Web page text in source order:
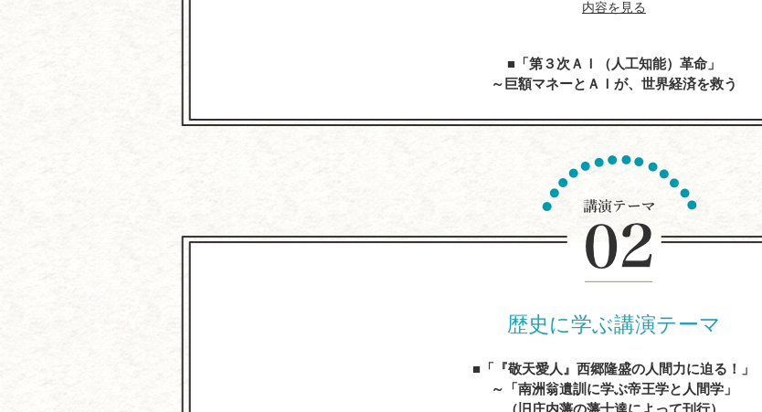
内容を見る
「第３次ＡＩ（人工知能）革命」
～巨額マネーとＡＩが、世界経済を救う
人生の達人に学ぶ
～心に残る先人たちの名言、遺訓、格言を経営に生
歴史に学ぶ講演テーマ
「『敬天愛人』西郷隆盛の人間力に迫る！」
～「南洲翁遺訓に学ぶ帝王学と人間学」